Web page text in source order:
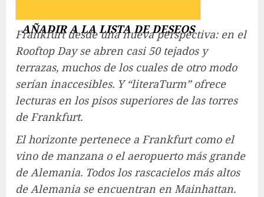
AÑADIR A LA LISTA DE DESEOS
Frankfurt desde una nueva perspectiva: en el
Rooftop Day se abren casi 50 tejados y
terrazas, muchos de los cuales de otro modo
serían inaccesibles. Y “literaTurm” ofrece
lecturas en los pisos superiores de las torres
de Frankfurt.
El horizonte pertenece a Frankfurt como el
vino de manzana o el aeropuerto más grande
de Alemania. Todos los rascacielos más altos
de Alemania se encuentran en Mainhattan.